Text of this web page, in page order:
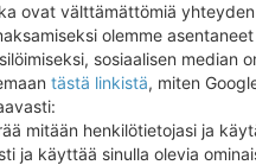
ovat välttämättömiä
olemme
sosiaalisen median
tästä linkistä, miten
mitään henkilötietojasi ja
käyttää sinulla olevia